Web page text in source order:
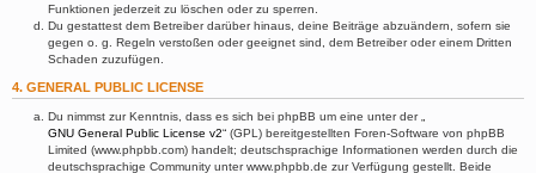
Funktionen jederzeit zu löschen oder zu sperren.
Du gestattest dem Betreiber darüber hinaus, deine Beiträge abzuändern, sofern sie
gegen o. g. Regeln verstoßen oder geeignet sind, dem Betreiber oder einem Dritten
Schaden zuzufügen.
4. GENERAL PUBLIC LICENSE
Du nimmst zur Kenntnis, dass es sich bei phpBB um eine unter der „
GNU General Public License v2“ (GPL) bereitgestellten Foren-Software von phpBB
Limited (www.phpbb.com) handelt; deutschsprachige Informationen werden durch die
deutschsprachige Community unter www.phpbb.de zur Verfügung gestellt. Beide